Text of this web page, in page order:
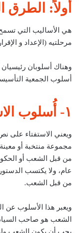
أولاً: الطرق
هي الأساليب التي
مرحلتيه (الإعداد و
وهناك أسلوبان
أسلوب الجمعية
١- أُسلوب الاستفتاء الدستوري
ويعني الاستفتاء على
مجموعة منتخبة أو
من قبل الشعب أو
عام، ولا يكتسب
من قبل الشعب.
ويعبر هذا الأسلوب عن
الشعب هو صاحب